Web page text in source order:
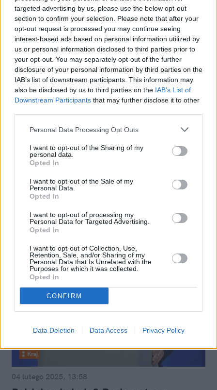
targeted advertising by us, please use the below opt-out
section to confirm your selection. Please note that after your
opt-out request is processed you may continue seeing
interest-based ads based on personal information utilized by
us or personal information disclosed to third parties prior to
your opt-out. You may separately opt-out of the further
disclosure of your personal information by third parties on the
IAB’s list of downstream participants. This information may
also be disclosed by us to third parties on the IAB’s List of
Downstream Participants that may further disclose it to other
Personal Data Processing Opt Outs
I want to opt-out of the Sharing of my
personal data.
Opted In
I want to opt-out of the Sale of my
Personal Data.
Opted In
I want to opt-out of processing my
Personal Data for Targeted Advertising.
Opted In
I want to opt-out of Collection, Use,
Retention, Sale, and/or Sharing of my
Personal Data that Is Unrelated with the
Purposes for which it was collected.
Opted In
CONFIRM
Data Deletion Data Access Privacy Policy
06 lutego 2025, 15:13
O co chodzi z zatrzymaniem doradcy
Dudy? To kluczowy wątek ws.
Collegium Humanum
Kraj
04 lutego 2025, 13:58